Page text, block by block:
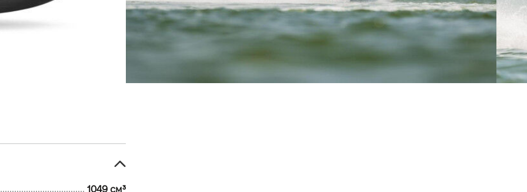
Официальный дилер Yamaha В Украине:
Ямаха ВИДИ Мото Лайф
с. Софиевская Борщаговка, ул. Большая
Кольцевая, 58
Все мото дилера
1049 см³